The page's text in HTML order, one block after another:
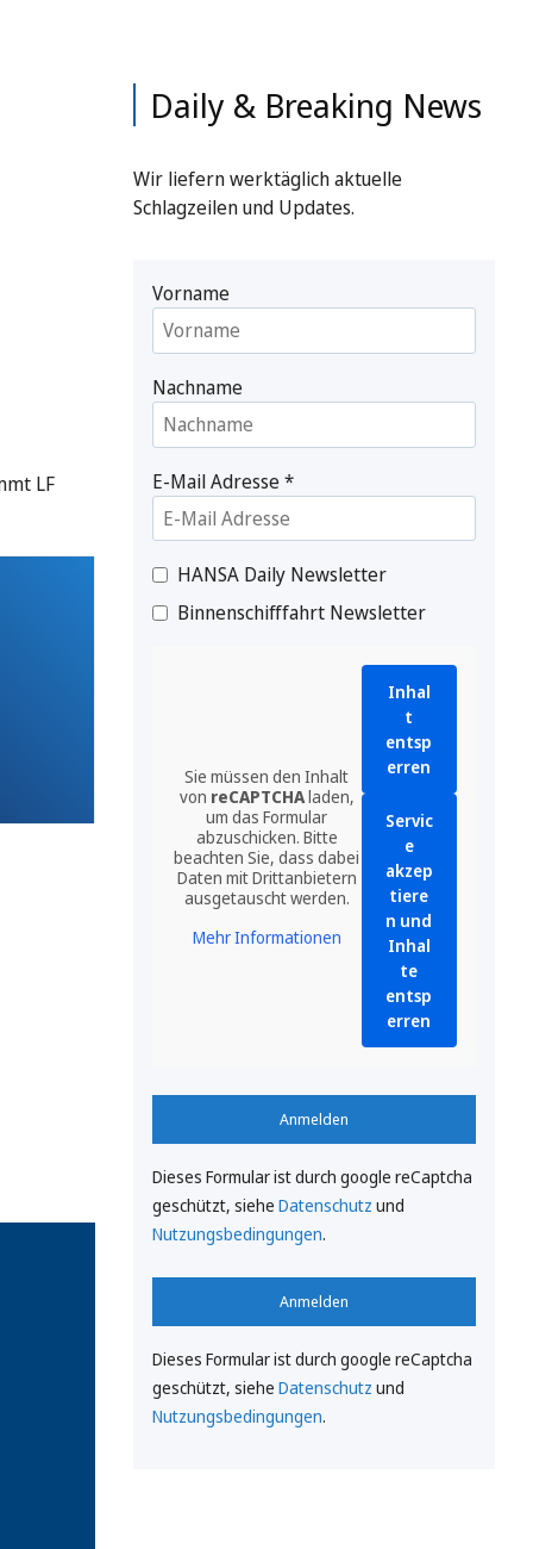
LF
Daily & Breaking News
Wir liefern werktäglich aktuelle
Schlagzeilen und Updates.
Vorname
Nachname
E-Mail Adresse*
HANSA Daily Newsletter
Binnenschifffahrt Newsletter
Sie müssen den Inhalt
von reCAPTCHAladen,
um das Formular
abzuschicken. Bitte
beachten Sie, dass dabei
Daten mit Drittanbietern
ausgetauscht werden.
Mehr Informationen
Inhal
t
entsp
erren
Servic
e
akzep
tiere
n und
Inhal
te
entsp
erren
Anmelden
Dieses Formular ist durch google reCaptcha
geschützt, siehe Datenschutz und
Nutzungsbedingungen.
Anmelden
Dieses Formular ist durch google reCaptcha
geschützt, siehe Datenschutz und
Nutzungsbedingungen.